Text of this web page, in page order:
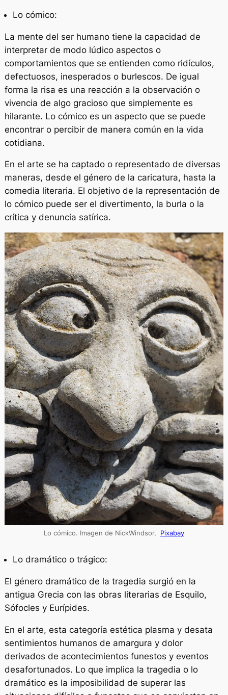
Lo cómico:
La mente del ser humano tiene la capacidad de
interpretar de modo lúdico aspectos o
comportamientos que se entienden como ridículos,
defectuosos, inesperados o burlescos. De igual
forma la risa es una reacción a la observación o
vivencia de algo gracioso que simplemente es
hilarante. Lo cómico es un aspecto que se puede
encontrar o percibir de manera común en la vida
cotidiana.
En el arte se ha captado o representado de diversas
maneras, desde el género de la caricatura, hasta la
comedia literaria. El objetivo de la representación de
lo cómico puede ser el divertimento, la burla o la
crítica y denuncia satírica.
Lo cómico. Imagen de NickWindsor, Pixabay
Lo dramático o trágico:
El género dramático de la tragedia surgió en la
antigua Grecia con las obras literarias de Esquilo,
Sófocles y Eurípides.
En el arte, esta categoría estética plasma y desata
sentimientos humanos de amargura y dolor
derivados de acontecimientos funestos y eventos
desafortunados. Lo que implica la tragedia o lo
dramático es la imposibilidad de superar las